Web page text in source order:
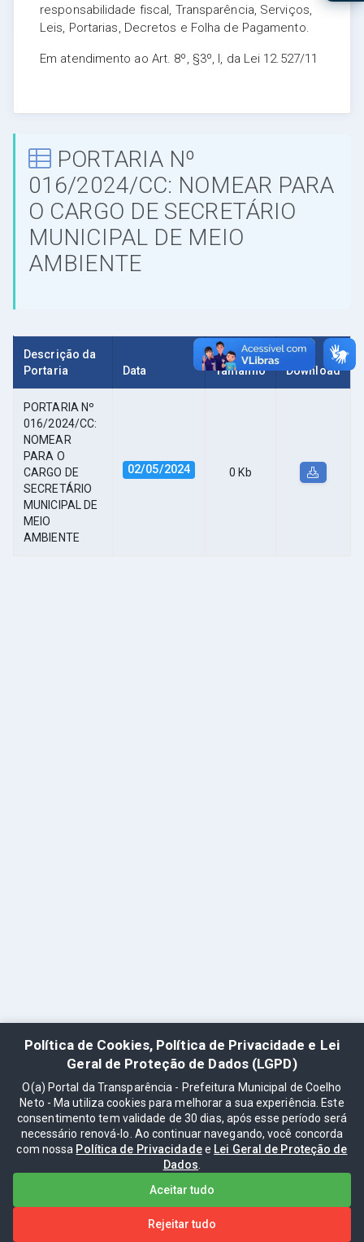
responsabilidade fiscal, Transparência, Serviços,
Leis, Portarias, Decretos e Folha de Pagamento.
Em atendimento ao Art. 8º, §3º, I, da Lei 12.527/11
PORTARIA Nº
016/2024/CC: NOMEAR PARA
O CARGO DE SECRETÁRIO
MUNICIPAL DE MEIO
AMBIENTE
Descrição da
Portaria
Data Tamanho Download
PORTARIA Nº
016/2024/CC:
NOMEAR
PARA O
CARGO DE
SECRETÁRIO
MUNICIPAL DE
MEIO
AMBIENTE
02/05/2024 0 Kb
Política de Cookies, Política de Privacidade e Lei
Geral de Proteção de Dados (LGPD)
O(a) Portal da Transparência - Prefeitura Municipal de Coelho
Neto - Ma utiliza cookies para melhorar a sua experiência. Este
consentimento tem validade de 30 dias, após esse período será
necessário renová-lo. Ao continuar navegando, você concorda
com nossa Política de Privacidadee Lei Geral de Proteção de
Dados
Aceitar tudo
Rejeitar tudo